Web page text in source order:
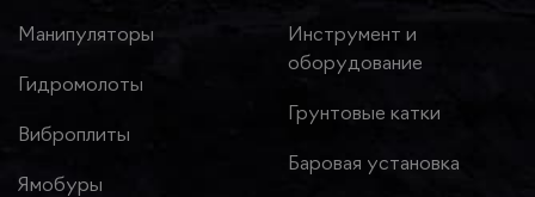
Манипуляторы
Гидромолоты
Виброплиты
Ямобуры
Инструмент и
оборудование
Грунтовые катки
Баровая установка